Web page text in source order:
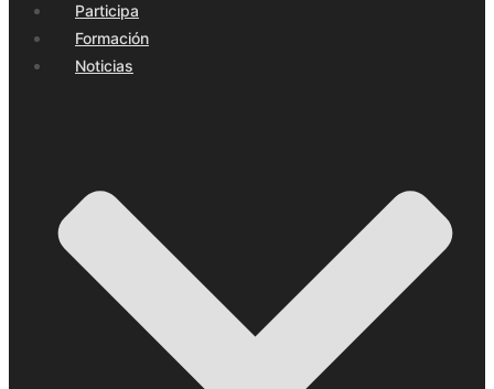
Participa
Formación
Noticias